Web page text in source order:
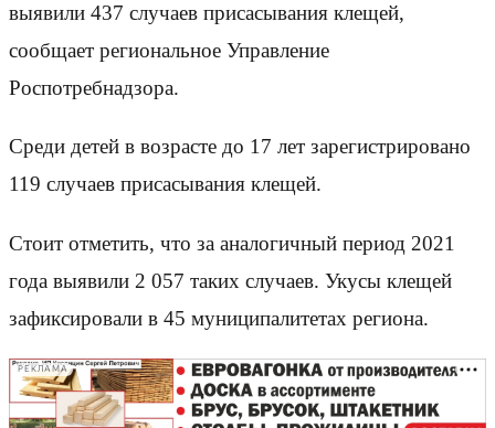
выявили 437 случаев присасывания клещей,
сообщает региональное Управление
Роспотребнадзора.
Среди детей в возрасте до 17 лет зарегистрировано
119 случаев присасывания клещей.
Стоит отметить, что за аналогичный период 2021
года выявили 2 057 таких случаев. Укусы клещей
зафиксировали в 45 муниципалитетах региона.
РЕКЛАМА